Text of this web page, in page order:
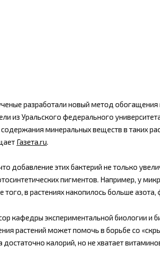
разработали новый метод
из Уральского федерального
минеральных веществ в таких
Газета.ru
добавление этих бактерий не только
пигментов. Например, у
в растениях накопилось больше
кафедры экспериментальной биологии и
растений может помочь в борьбе со
калорий, но не хватает